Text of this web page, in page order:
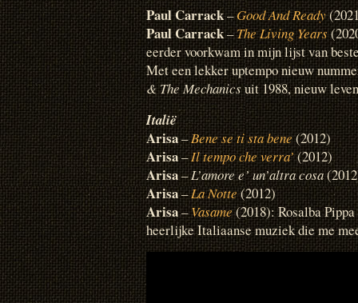
Paul Carrack–Good And Ready
Paul Carrack–The Living Years
eerder voorkwam in mijn lijst van
Met een lekker uptempo nieuw
& The Mechanicsuit 1988, nieuw
Italië
Arisa–Bene se ti sta bene(2012)
Arisa–Il tempo che verra’(2012)
Arisa–L’amore e’ un’altra cosa
Arisa–La Notte(2012)
Arisa–Vasame(2018): Rosalba
heerlijke Italiaanse muziek die me